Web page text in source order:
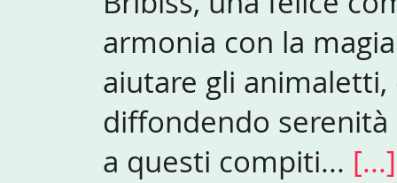
armonia con la
aiutare gli
diffondendo serenità
a questi compiti... [...]